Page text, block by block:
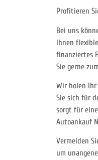
Profitieren
Bei uns
Ihnen
finanziertes
Sie gerne
Wir holen
Sie sich für
sorgt für
Autoankauf
Vermeiden
um